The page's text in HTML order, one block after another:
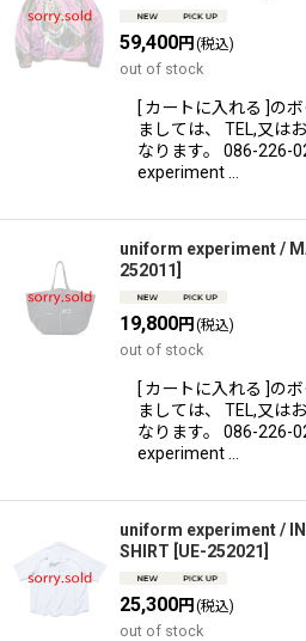
59,400円 (税込)
out of stock
[ カートに入れる ]の
ましては、 TEL,又は
なります。 086-226-
experiment …
uniform experiment /
252011
19,800円 (税込)
out of stock
[ カートに入れる ]の
ましては、 TEL,又は
なります。 086-226-
experiment …
uniform experiment /
SHIRT UE-252021
25,300円 (税込)
out of stock